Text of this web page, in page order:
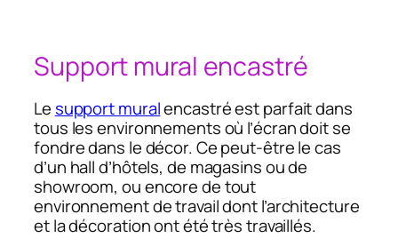
Support mural encastré
Lesupport muralencastré est parfait dans
tous les environnements où l’écran doit se
fondre dans le décor. Ce peut-être le cas
d’un hall d’hôtels, de magasins ou de
showroom, ou encore de tout
environnement de travail dont l’architecture
et la décoration ont été très travaillés.